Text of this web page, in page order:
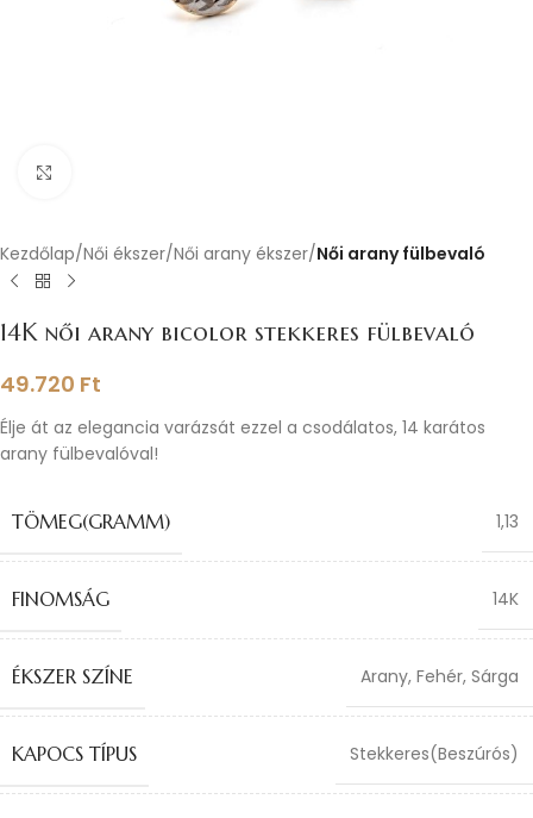
Kezdőlap Női ékszer Női arany ékszer Női arany fülbevaló
14K női arany bicolor stekkeres fülbevaló
49.720 Ft
Élje át az elegancia varázsát ezzel a csodálatos, 14 karátos
arany fülbevalóval!
TÖMEG(GRAMM) 1,13
FINOMSÁG 14K
ÉKSZER SZÍNE Arany, Fehér, Sárga
KAPOCS TÍPUS Stekkeres(Beszúrós)